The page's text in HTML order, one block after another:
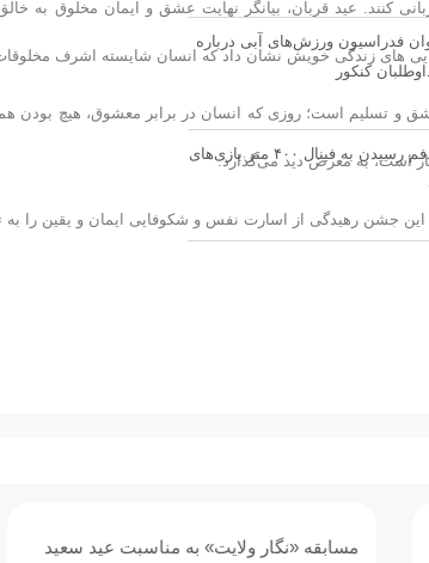
کنند. عید قربان، بیانگر نهایت عشق و ایمان مخلوق به
های زندگی خویش نشان داد که انسان شایسته اشرف
و تسلیم است؛ روزی که انسان در برابر معشوق، هیچ بودن
است، به معرض دید می‌گذارد.
این جشن رهیدگی از اسارت نفس و شکوفایی ایمان و یقین را
فدراسیون ورزش‌های آبی درباره
کنکور
محمد قاسمی: هدفم رسیدن به فینال ۴۰۰ متر بازی‌های
عید سعید
آغاز دور جدید فعالیت‌های